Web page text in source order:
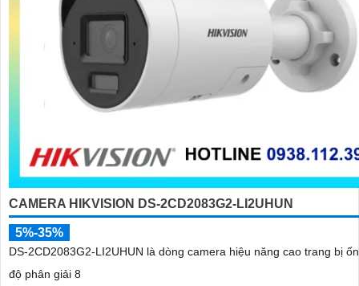
CAMERA HIKVISION DS-2CD2083G2-LI2UHUN
5%-35%
DS-2CD2083G2-LI2UHUN là dòng camera hiệu năng cao trang bị
độ phân giải 8